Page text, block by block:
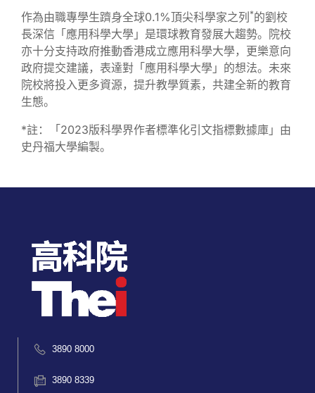
作為由職專學生躋身全球0.1%頂尖科學家之列 *的劉校
長深信「應用科學大學」是環球教育發展大趨勢。院校
亦十分支持政府推動香港成立應用科學大學，更樂意向
政府提交建議，表達對「應用科學大學」的想法。未來
院校將投入更多資源，提升教學質素，共建全新的教育
生態。
*註：「2023版科學界作者標準化引文指標數據庫」由
史丹福大學編製。
3890 8000
3890 8339